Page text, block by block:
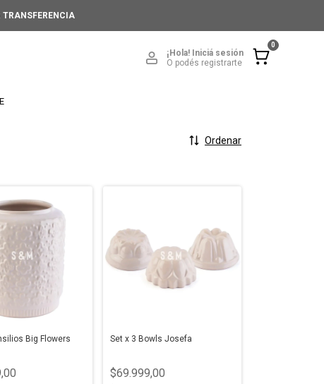
TRANSFERENCIA
¡Hola! Iniciá sesión
O podés registrarte
0
Ordenar
Big Flowers Set x 3 Bowls Josefa
$69.999,00